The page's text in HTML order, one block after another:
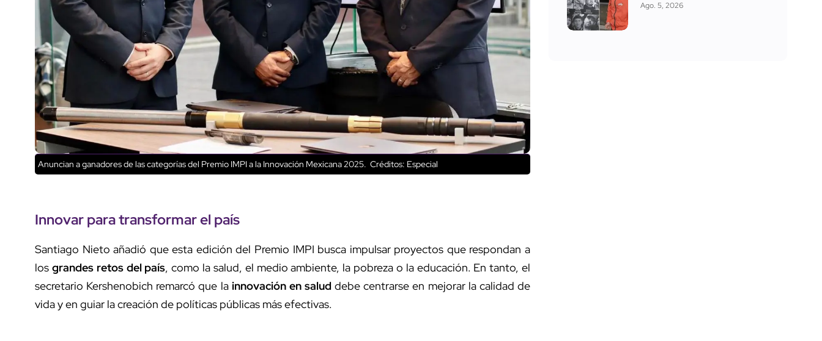
Anuncian a ganadores de las categorías del Premio IMPI a la Innovación Mexicana 2025. Créditos: Especial
Innovar para transformar el país
Santiago Nieto añadió que esta edición del Premio IMPI busca impulsar proyectos que respondan a
los grandes retos del país, como la salud, el medio ambiente, la pobreza o la educación. En tanto, el
secretario Kershenobich remarcó que la innovación en salud debe centrarse en mejorar la calidad de
vida y en guiar la creación de políticas públicas más efectivas.
Ago. 5, 2026